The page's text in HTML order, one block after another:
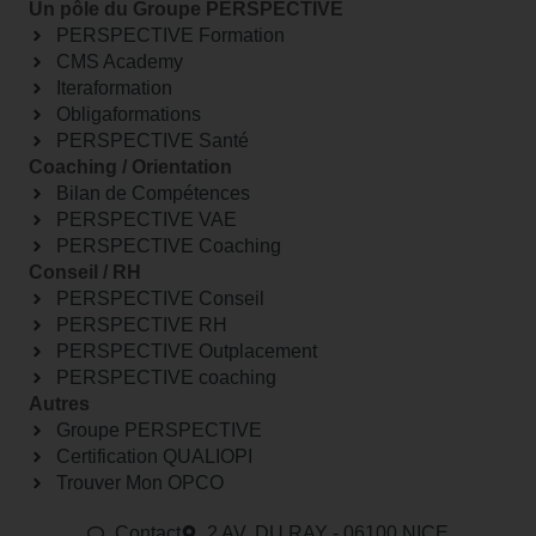
Un pôle du Groupe PERSPECTIVE
PERSPECTIVE Formation
CMS Academy
Iteraformation
Obligaformations
PERSPECTIVE Santé
Coaching / Orientation
Bilan de Compétences
PERSPECTIVE VAE
PERSPECTIVE Coaching
Conseil / RH
PERSPECTIVE Conseil
PERSPECTIVE RH
PERSPECTIVE Outplacement
PERSPECTIVE coaching
Autres
Groupe PERSPECTIVE
Certification QUALIOPI
Trouver Mon OPCO